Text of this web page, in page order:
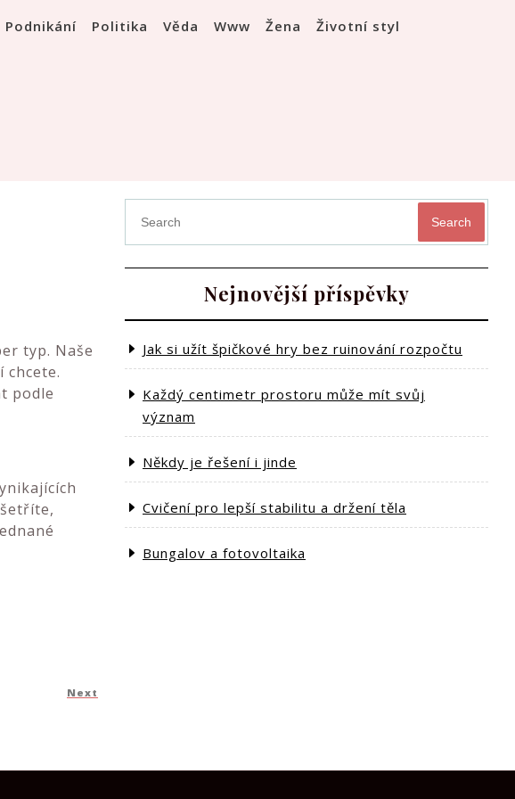
Podnikání Politika Věda Www Žena Životní styl
typ. Naše
chcete.
podle
Next
Next
Search
Nejnovější příspěvky
Jak si užít špičkové hry bez ruinování rozpočtu
Každý centimetr prostoru může mít svůj
význam
Někdy je řešení i jinde
Cvičení pro lepší stabilitu a držení těla
Bungalov a fotovoltaika